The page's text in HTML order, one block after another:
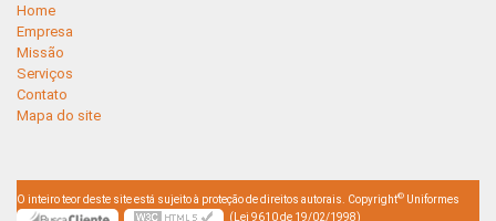
Home
Empresa
Missão
Serviços
Contato
Mapa do site
O inteiro teor deste site está sujeito à proteção de direitos autorais. Copyright© Uniformes
(Lei 9610 de 19/02/1998)